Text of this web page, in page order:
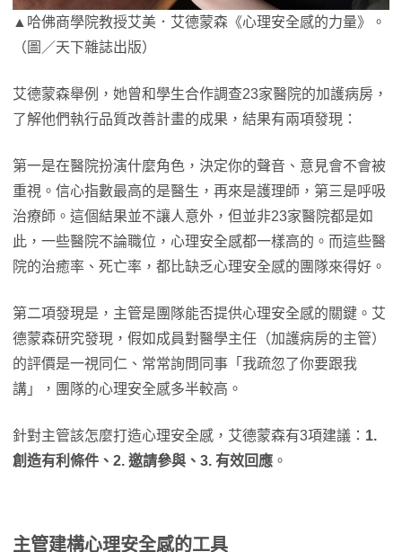
▲哈佛商學院教授艾美．艾德蒙森《心理安全感的力量》。
（圖／天下雜誌出版）
艾德蒙森舉例，她曾和學生合作調查23家醫院的加護病房，
了解他們執行品質改善計畫的成果，結果有兩項發現：
第一是在醫院扮演什麼角色，決定你的聲音、意見會不會被
重視。信心指數最高的是醫生，再來是護理師，第三是呼吸
治療師。這個結果並不讓人意外，但並非23家醫院都是如
此，一些醫院不論職位，心理安全感都一樣高的。而這些醫
院的治癒率、死亡率，都比缺乏心理安全感的團隊來得好。
第二項發現是，主管是團隊能否提供心理安全感的關鍵。艾
德蒙森研究發現，假如成員對醫學主任（加護病房的主管）
的評價是一視同仁、常常詢問同事「我疏忽了你要跟我
講」，團隊的心理安全感多半較高。
針對主管該怎麼打造心理安全感，艾德蒙森有3項建議： 1.
創造有利條件、2. 邀請參與、3. 有效回應 。
主管建構心理安全感的工具